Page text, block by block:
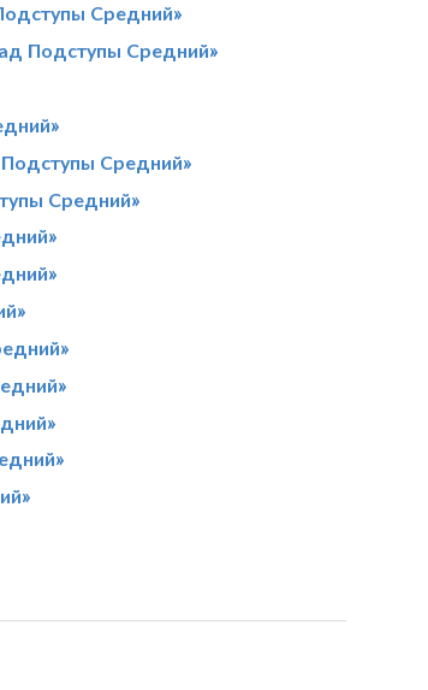
Средний»
Подступы Средний»
Средний»
Средний»